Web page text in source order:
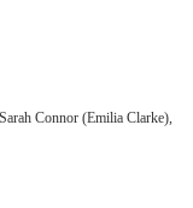
Connor (Emilia Clarke),